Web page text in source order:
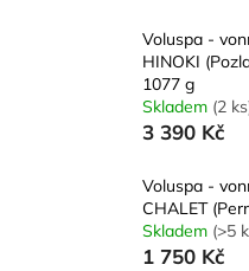
Voluspa -
HINOKI
1077 g
Skladem (2
3 390 Kč
Voluspa -
CHALET
Skladem (>5
1 750 Kč